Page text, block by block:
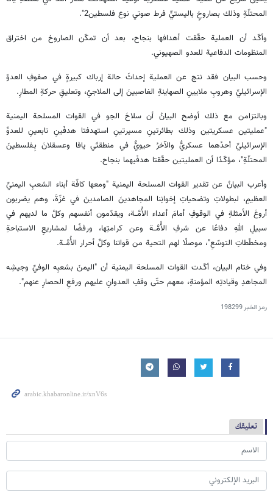
المحتلّةِ وذلك بصاروخٍ باليستيٍّ فرط صوتي نوع فلسطين2".
وأكّـد أن العملية حقّقت أهدافها بنجاح، بعد أن تمكّن الصاروخ من اختراق
المنظومات الدفاعية للعدو الصهيوني.
وحسب البيان فقد نتج عن العملية إحداثَ حالة إرباك كبيرةٍ في صفوفِ العدوّ
الإسرائيليِّ وهروبِ ملايينِ الصهاينةِ الغاصبينَ إلى الملاجئِ، وتعليقِ حركةِ المطارِ.
وبالتزامن مع ذلك أوضح البيانُ أن سلاحَ الجو في القوات المسلحة اليمنية
"عمليتين عسكريتين وذلك بطائرتينِ مسيرتينِ استهدفتا هدفَينِ تابعينِ للعدوِّ
الإسرائيليِّ أحدُهما عسكريٌّ والآخرُ حيويٌّ في منطقتَي يافا وعسقلانَ بِـفلسطينَ
المحتلّةِ"، مؤكّـدًا أن العمليتين حقّقتا هدفَيهما بنجاح.
وأعرب البيانُ عن تقدير القوات المسلحة اليمنية "ومعها كافّة أبناء الشعبِ اليمنيِّ
العظيمِ، لبطولاتِ وتضحياتِ إخوانِنا المجاهدينَ الصامدينَ في غزّةَ، وهم يضربون
أروعَ الأمثلةِ في الوقوفِ أمامَ أعداء الأُمَّــة، ويقدّمون أنفسهم وكلَّ ما لديهم في
سبيلِ اللهِ دفاعًا عن شرفِ الأُمَّــة وعن كرامتِها، ورفضًا لمشاريعِ الاستباحةِ
ومخطّطاتِ التوسّعِ"، موصلًا لهم التحية من قواتنا وكلِّ أحرار الأُمَّــة.
وفي ختام البيان، أكّـدت القوات المسلحة اليمنية أن "اليمنَ بشعبِه الوفيِّ وجيشِه
المجاهدِ وقيادتِه المؤمنةِ، معهم حتّى وقفِ العدوانِ عليهم ورفعِ الحصارِ عنهم".
رمز الخبر198299
تعليقك